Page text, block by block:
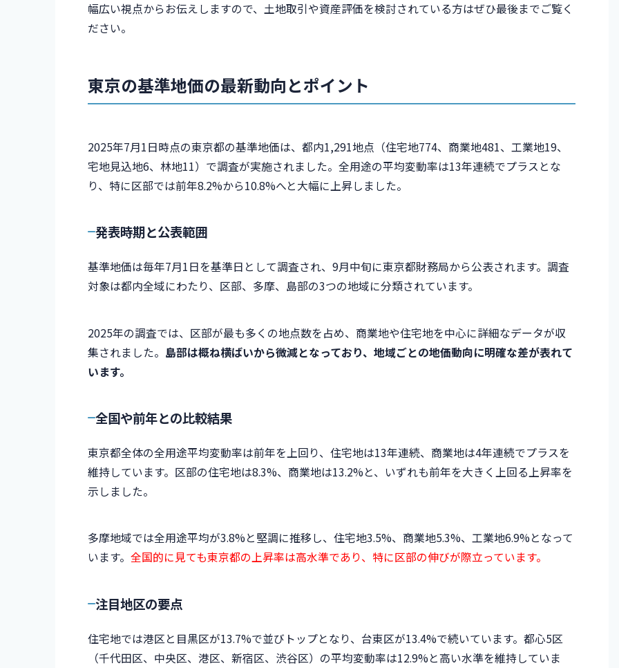
幅広い視点からお伝えしますので、土地取引や資産評価を検討されている方はぜひ最後までご覧く
ださい。
東京の基準地価の最新動向とポイント
2025年7月1日時点の東京都の基準地価は、都内1,291地点（住宅地774、商業地481、工業地19、
宅地見込地6、林地11）で調査が実施されました。全用途の平均変動率は13年連続でプラスとな
り、特に区部では前年8.2%から10.8%へと大幅に上昇しました。
発表時期と公表範囲
基準地価は毎年7月1日を基準日として調査され、9月中旬に東京都財務局から公表されます。調査
対象は都内全域にわたり、区部、多摩、島部の3つの地域に分類されています。
2025年の調査では、区部が最も多くの地点数を占め、商業地や住宅地を中心に詳細なデータが収
集されました。 島部は概ね横ばいから微減となっており、地域ごとの地価動向に明確な差が表れて
います。
全国や前年との比較結果
東京都全体の全用途平均変動率は前年を上回り、住宅地は13年連続、商業地は4年連続でプラスを
維持しています。区部の住宅地は8.3%、商業地は13.2%と、いずれも前年を大きく上回る上昇率を
示しました。
多摩地域では全用途平均が3.8%と堅調に推移し、住宅地3.5%、商業地5.3%、工業地6.9%となって
います。全国的に見ても東京都の上昇率は高水準であり、特に区部の伸びが際立っています。
注目地区の要点
住宅地では港区と目黒区が13.7%で並びトップとなり、台東区が13.4%で続いています。都心5区
（千代田区、中央区、港区、新宿区、渋谷区）の平均変動率は12.9%と高い水準を維持していま